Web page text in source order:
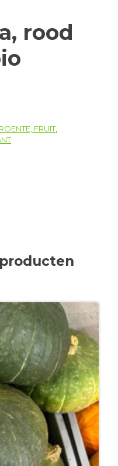
rood
FRUIT,